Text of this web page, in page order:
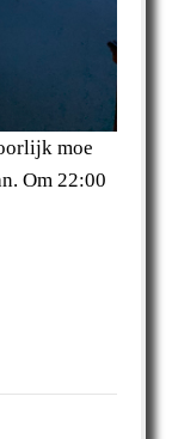
moe
Om 22:00